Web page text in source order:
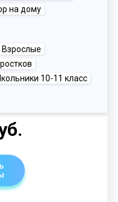
на дому
Взрослые
10-11 класс